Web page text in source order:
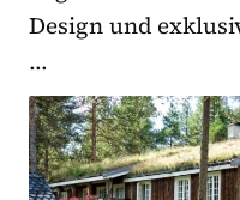
Design und
…